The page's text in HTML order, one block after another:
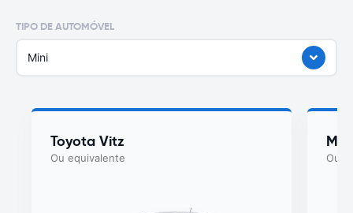
TIPO DE AUTOMÓVEL
Mini
Toyota Vitz
Ou equivalente Ou